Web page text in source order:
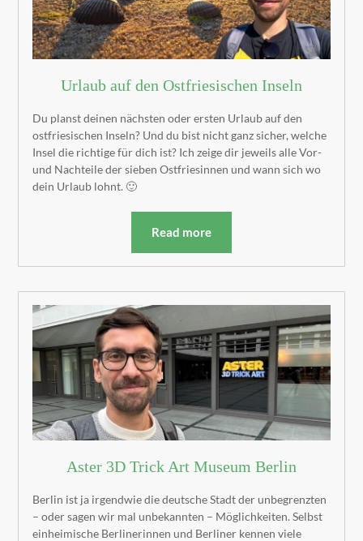
Urlaub auf den Ostfriesischen Inseln
Du planst deinen nächsten oder ersten Urlaub auf den
ostfriesischen Inseln? Und du bist nicht ganz sicher, welche
Insel die richtige für dich ist? Ich zeige dir jeweils alle Vor-
und Nachteile der sieben Ostfriesinnen und wann sich wo
dein Urlaub lohnt. 🙂
Read more
Aster 3D Trick Art Museum Berlin
Berlin ist ja irgendwie die deutsche Stadt der unbegrenzten
– oder sagen wir mal unbekannten – Möglichkeiten. Selbst
einheimische Berlinerinnen und Berliner kennen viele